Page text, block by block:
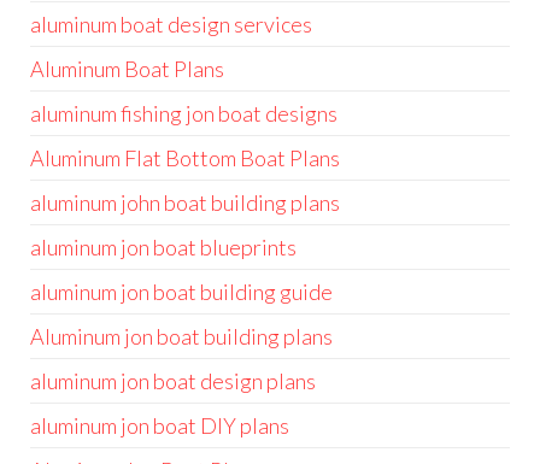
aluminum boat design services
Aluminum Boat Plans
aluminum fishing jon boat designs
Aluminum Flat Bottom Boat Plans
aluminum john boat building plans
aluminum jon boat blueprints
aluminum jon boat building guide
Aluminum jon boat building plans
aluminum jon boat design plans
aluminum jon boat DIY plans